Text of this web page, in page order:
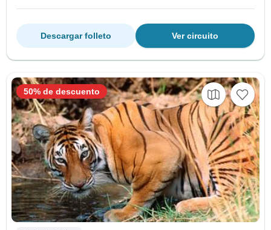
Ver circuito
Descargar folleto
50% de descuento